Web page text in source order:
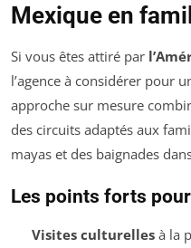
Mexique en
Si vous êtes attiré par
l’agence à considérer pour
approche sur mesure
des circuits adaptés aux
mayas et des baignades
Les points forts
Visites culturellesà la